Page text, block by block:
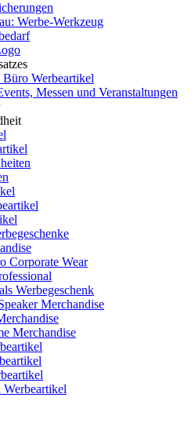
Werbe-Werkzeug
Werbeartikel
Messen und Veranstaltungen
Corporate Wear
Werbegeschenk
Merchandise
Merchandise
Werbeartikel